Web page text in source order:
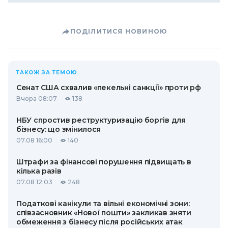
ПОДІЛИТИСЯ НОВИНОЮ
ТАКОЖ ЗА ТЕМОЮ
Сенат США схвалив «пекельні санкції» проти рф
Вчора 08:07 138
НБУ спростив реструктуризацію боргів для
бізнесу: що змінилося
07.08 16:00 140
Штрафи за фінансові порушення підвищать в
кілька разів
07.08 12:03 248
Податкові канікули та вільні економічні зони:
співзасновник «Нової пошти» закликав зняти
обмеження з бізнесу після російських атак